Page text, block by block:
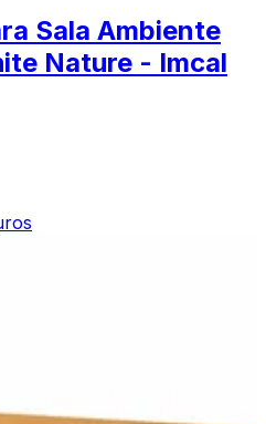
Sala Ambiente
Nature - Imcal